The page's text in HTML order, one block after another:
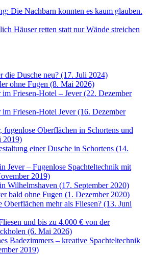
Die Nachbarn konnten es kaum glauben.
Häuser retten statt nur Wände streichen
die Dusche neu? (17. Juli 2024)
ohne Fugen (8. Mai 2026)
im Friesen-Hotel – Jever (22. Dezember
im Friesen-Hotel Jever (16. Dezember
fugenlose Oberflächen in Schortens und
2019)
einer Dusche in Schortens (14.
Jever – Fugenlose Spachteltechnik mit
2019)
Wilhelmshaven (17. September 2020)
bald ohne Fugen (1. Dezember 2020)
Oberflächen mehr als Fliesen? (13. Juni
und bis zu 4.000 € von der
(6. Mai 2026)
Badezimmers – kreative Spachteltechnik
2019)